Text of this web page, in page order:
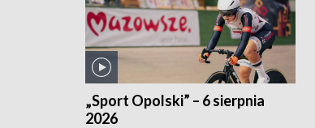
„Sport Opolski” – 6 sierpnia
2026